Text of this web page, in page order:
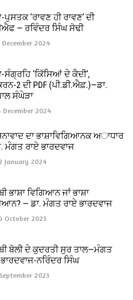
ਪੁਸਤਕ ‘ਰਾਵਣ ਹੀ ਰਾਵਣ’ ਦੀ
— ਰਵਿੰਦਰ ਸਿੰਘ ਸੋਢੀ
December 2024
ਸੰਗ੍ਰਹਿ ‘ਕਿੱਸਿਆਂ ਦੇ ਕੈਦੀ’,
2 ਦੀ PDF (ਪੀ.ਡੀ.ਐਫ਼.)—ਡਾ.
ਸੰਘੇੜਾ
December 2024
ਦਾ ਭਾਸ਼ਾਵਿਗਿਆਨਕ ਅਾਧਾਰ
ਮੰਗਤ ਰਾਏ ਭਾਰਦਵਾਜ
January 2024
ਭਾਸ਼ਾ ਵਿਗਿਆਨ ਜਾਂ ਭਾਸ਼ਾ
— ਡਾ. ਮੰਗਤ ਰਾਏ ਭਾਰਦਵਾਜ
October 2023
ਬੋਲੀ ਦੇ ਕੁਦਰਤੀ ਸੁਰ ਤਾਲ—ਮੰਗਤ
ਨਰਿੰਦਰ ਸਿੰਘ
2023